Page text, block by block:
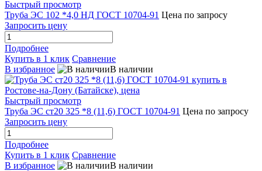
Быстрый просмотр
Труба ЭС 102 *4,0 НД ГОСТ 10704-91 Цена по запросу
Запросить цену
Подробнее
Купить в 1 клик Сравнение
В избранное
В наличии
Быстрый просмотр
Труба ЭС ст20 325 *8 (11,6) ГОСТ 10704-91 Цена по запросу
Запросить цену
Подробнее
Купить в 1 клик Сравнение
В избранное
В наличии